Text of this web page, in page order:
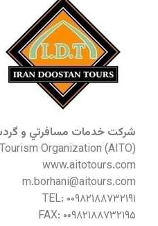
شركت خدمات مسافرتي و
Organization (AITO)
www.aitotours.com
m.borhani@aitours.com
TEL: ۰۰۹۸۲۱۸۸۷۳۲۱۹۱
FAX: ۰۰۹۸۲۱۸۸۷۳۲۱۹۵